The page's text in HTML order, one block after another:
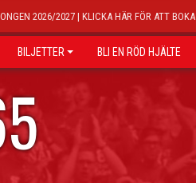
2026/2027 | KLICKA HÄR FÖR ATT BOKA
BILJETTER BLI EN RÖD HJÄLTE